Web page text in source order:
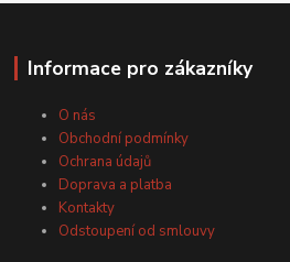
Informace pro zákazníky
O nás
Obchodní podmínky
Ochrana údajů
Doprava a platba
Kontakty
Odstoupení od smlouvy